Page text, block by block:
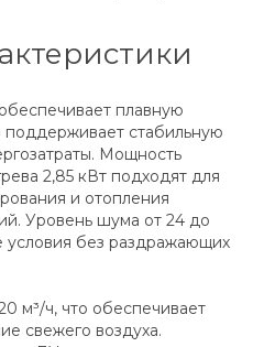
плавную
поддерживает стабильную
Мощность
2,85 кВт подходят для
и отопления
Уровень шума от 24 до
без раздражающих
м³/ч, что обеспечивает
свежего воздуха.